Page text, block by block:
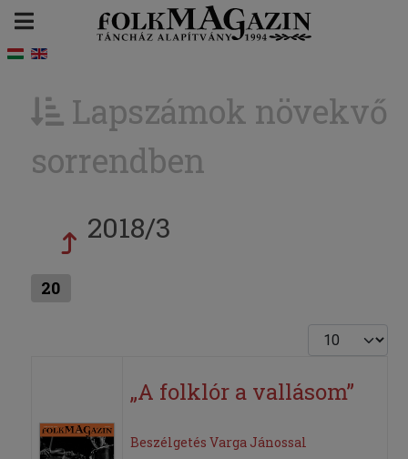
Lapszámok növekvő
sorrendben
2018/3
20
Tételek #
„A folklór a vallásom”
Beszélgetés Varga Jánossal